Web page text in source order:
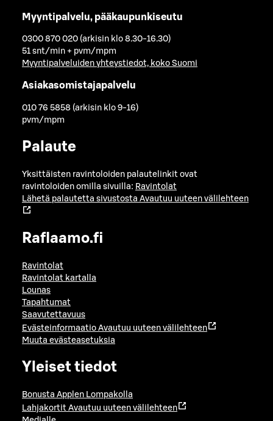
Myyntipalvelu, pääkaupunkiseutu
0300 870 020 (arkisin klo 8.30-16.30)
51 snt/min + pvm/mpm
Myyntipalveluiden yhteystiedot, koko Suomi
Asiakasomistajapalvelu
010 76 5858 (arkisin klo 9-16)
pvm/mpm
Palaute
Yksittäisten ravintoloiden palautelinkit ovat
ravintoloiden omilla sivuilla: Ravintolat
Lähetä palautetta sivustosta Avautuu uuteen välilehteen
Raflaamo.fi
Ravintolat
Ravintolat kartalla
Lounas
Tapahtumat
Saavutettavuus
Evästeinformaatio Avautuu uuteen välilehteen
Muuta evästeasetuksia
Yleiset tiedot
Bonusta Applen Lompakolla
Lahjakortit Avautuu uuteen välilehteen